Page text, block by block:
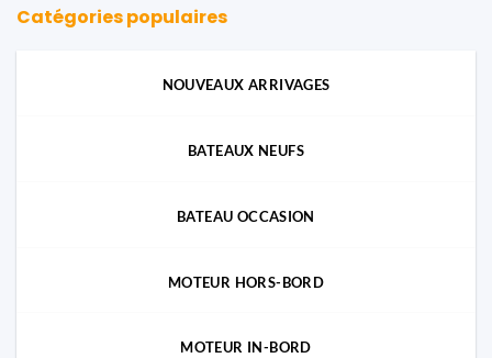
Catégories populaires
NOUVEAUX ARRIVAGES
BATEAUX NEUFS
BATEAU OCCASION
MOTEUR HORS-BORD
MOTEUR IN-BORD